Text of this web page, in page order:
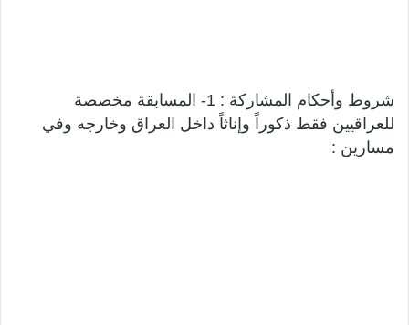
شروط وأحكام المشاركة : 1- المسابقة مخصصة
للعراقيين فقط ذكوراً وإناثاً داخل العراق وخارجه وفي
مسارين :